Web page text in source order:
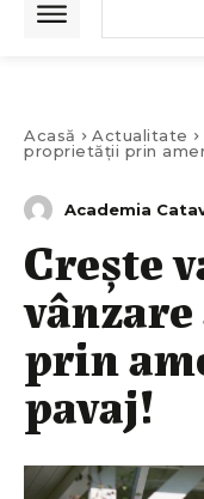
Acasă Actualitate
proprietății prin
Academia
Crește
prin
pavaj!